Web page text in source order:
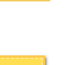
ーは映画「霊
です。多くの